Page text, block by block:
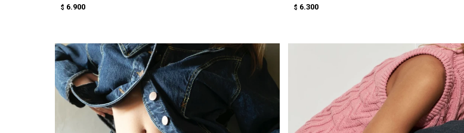
$ 6.900 $ 6.300